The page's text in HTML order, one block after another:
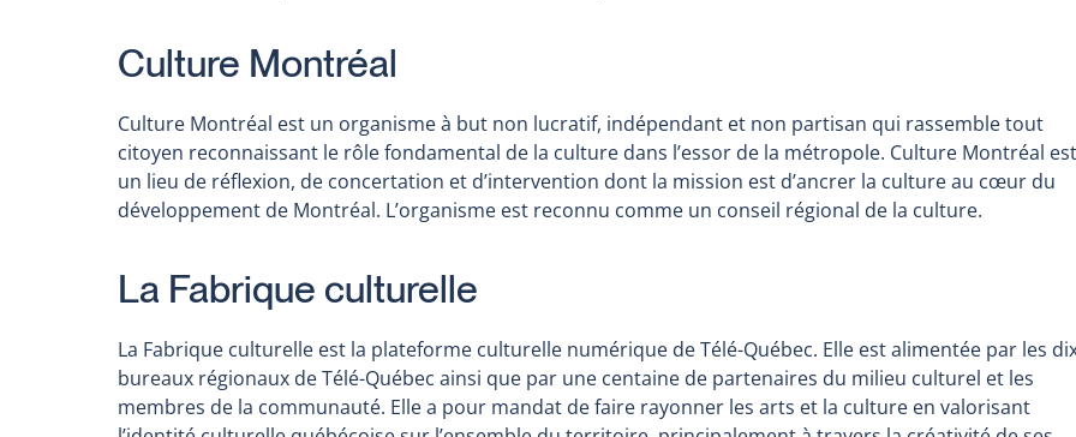
Culture Montréal
Culture Montréal est un organisme à but non lucratif, indépendant et non partisan qui rassemble tout
citoyen reconnaissant le rôle fondamental de la culture dans l’essor de la métropole. Culture Montréal est
un lieu de réflexion, de concertation et d’intervention dont la mission est d’ancrer la culture au cœur du
développement de Montréal. L’organisme est reconnu comme un conseil régional de la culture.
La Fabrique culturelle
La Fabrique culturelle est la plateforme culturelle numérique de Télé-Québec. Elle est alimentée par les
bureaux régionaux de Télé-Québec ainsi que par une centaine de partenaires du milieu culturel et les
membres de la communauté. Elle a pour mandat de faire rayonner les arts et la culture en valorisant